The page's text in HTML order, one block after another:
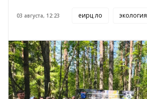
03 августа, 12:23 еирц ло экология